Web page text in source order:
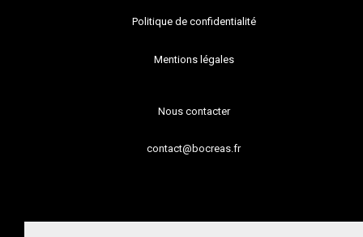
Politique de confidentialité
Mentions légales
Nous contacter
contact@bocreas.fr